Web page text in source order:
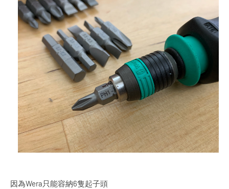
因為Wera只能容納6隻起子頭